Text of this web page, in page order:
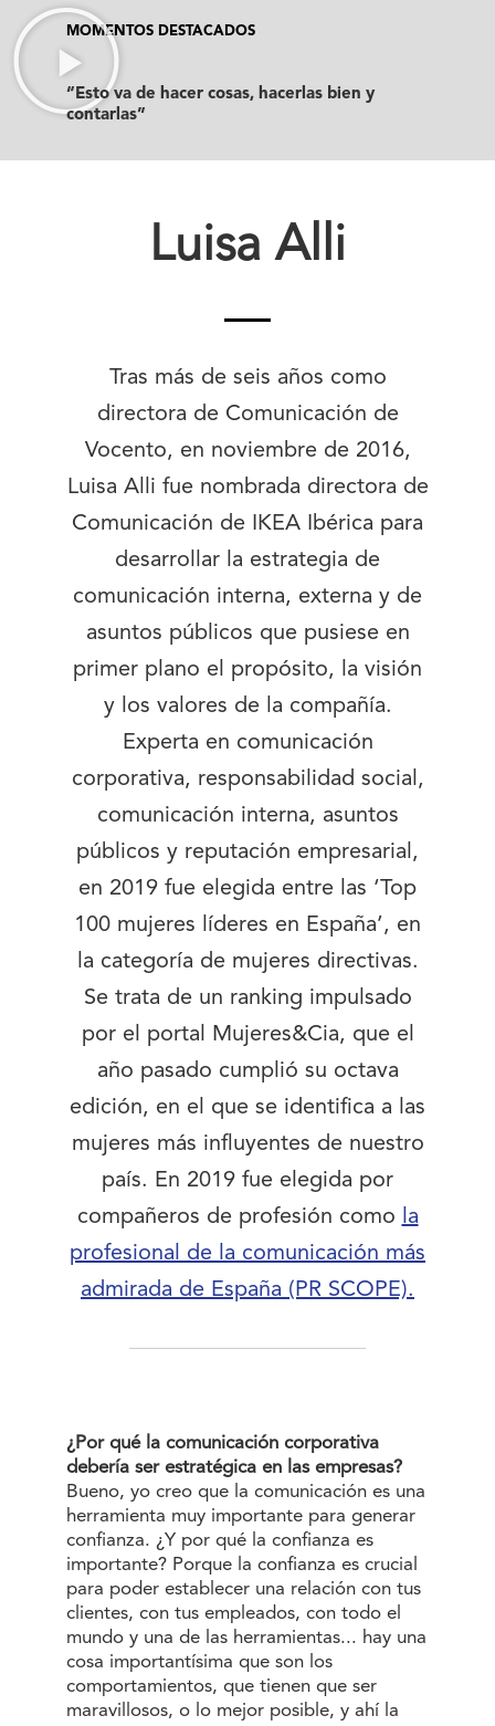
MOMENTOS DESTACADOS
“Esto va de hacer cosas, hacerlas bien y
contarlas”
Luisa Alli
Tras más de seis años como
directora de Comunicación de
Vocento, en noviembre de 2016,
Luisa Alli fue nombrada directora de
Comunicación de IKEA Ibérica para
desarrollar la estrategia de
comunicación interna, externa y de
asuntos públicos que pusiese en
primer plano el propósito, la visión
y los valores de la compañía.
Experta en comunicación
corporativa, responsabilidad social,
comunicación interna, asuntos
públicos y reputación empresarial,
en 2019 fue elegida entre las ‘Top
100 mujeres líderes en España’, en
la categoría de mujeres directivas.
Se trata de un ranking impulsado
por el portal Mujeres&Cia, que el
año pasado cumplió su octava
edición, en el que se identifica a las
mujeres más influyentes de nuestro
país. En 2019 fue elegida por
compañeros de profesión como
la
profesional de la comunicación más
admirada de España (PR SCOPE).
¿Por qué la comunicación corporativa
debería ser estratégica en las empresas?
Bueno, yo creo que la comunicación es una
herramienta muy importante para generar
confianza. ¿Y por qué la confianza es
importante? Porque la confianza es crucial
para poder establecer una relación con tus
clientes, con tus empleados, con todo el
mundo y una de las herramientas... hay una
cosa importantísima que son los
comportamientos, que tienen que ser
maravillosos, o lo mejor posible, y ahí la